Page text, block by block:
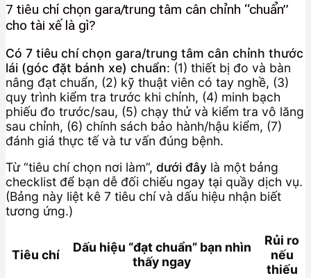
7 tiêu chí chọn gara/trung tâm cân chỉnh “chuẩn”
cho tài xế là gì?
Có 7 tiêu chí chọn gara/trung tâm cân chỉnh thước
lái (góc đặt bánh xe) chuẩn: (1) thiết bị đo và bàn
nâng đạt chuẩn, (2) kỹ thuật viên có tay nghề, (3)
quy trình kiểm tra trước khi chỉnh, (4) minh bạch
phiếu đo trước/sau, (5) chạy thử và kiểm tra vô lăng
sau chỉnh, (6) chính sách bảo hành/hậu kiểm, (7)
đánh giá thực tế và tư vấn đúng bệnh.
Từ “tiêu chí chọn nơi làm”, dưới đây là một bảng
checklist để bạn dễ đối chiếu ngay tại quầy dịch vụ.
(Bảng này liệt kê 7 tiêu chí và dấu hiệu nhận biết
tương ứng.)
Tiêu chí
Dấu hiệu “đạt chuẩn” bạn nhìn
thấy ngay
Rủi ro
nếu
thiếu